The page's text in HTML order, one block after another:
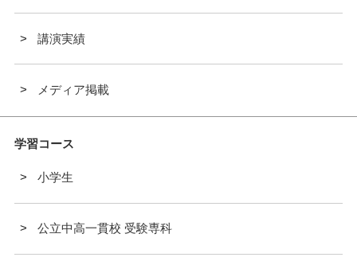
講演実績
メディア掲載
学習コース
小学生
公立中高一貫校 受験専科